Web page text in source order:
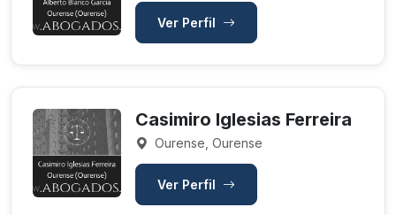
Ver Perfil
Casimiro Iglesias Ferreira
Ourense, Ourense
Ver Perfil